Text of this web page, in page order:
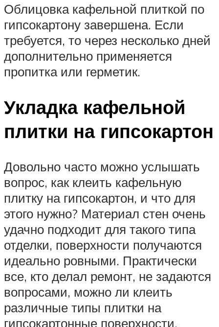
Облицовка кафельной плиткой по
гипсокартону завершена. Если
требуется, то через несколько дней
дополнительно применяется
пропитка или герметик.
Укладка кафельной
плитки на гипсокартон
Довольно часто можно услышать
вопрос, как клеить кафельную
плитку на гипсокартон, и что для
этого нужно? Материал стен очень
удачно подходит для такого типа
отделки, поверхности получаются
идеально ровными. Практически
все, кто делал ремонт, не задаются
вопросами, можно ли клеить
различные типы плитки на
гипсокартонные поверхности,